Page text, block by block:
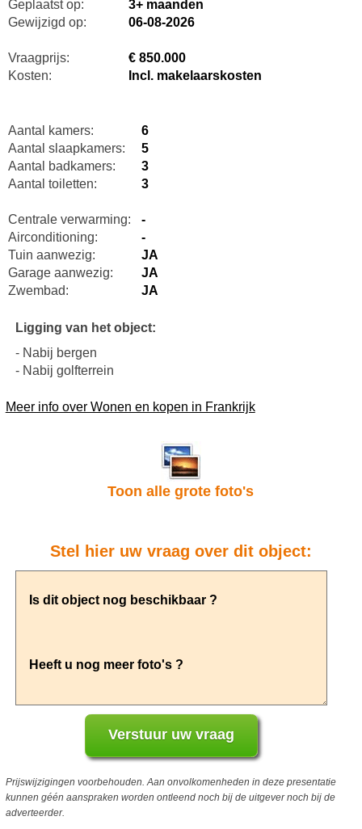
Geplaatst op:
3+ maanden
Gewijzigd op:
06-08-2026
Vraagprijs:
€ 850.000
Kosten:
Incl. makelaarskosten
Aantal kamers:
6
Aantal slaapkamers:
5
Aantal badkamers:
3
Aantal toiletten:
3
Centrale verwarming:
-
Airconditioning:
-
Tuin aanwezig:
JA
Garage aanwezig:
JA
Zwembad:
JA
Ligging van het object:
- Nabij bergen
- Nabij golfterrein
Meer info over Wonen en kopen in Frankrijk
Toon alle grote foto's
Stel hier uw vraag over dit object:
Prijswijzigingen voorbehouden. Aan onvolkomenheden in deze presentatie
kunnen géén aanspraken worden ontleend noch bij de uitgever noch bij de
adverteerder.